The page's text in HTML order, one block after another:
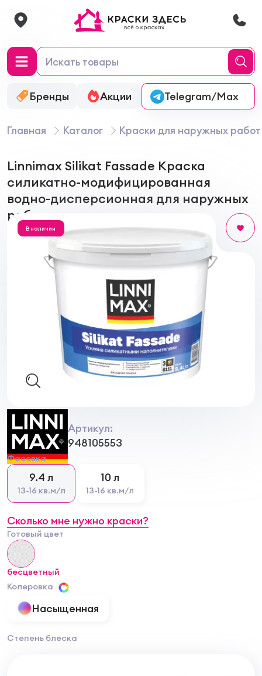
Бренды Акции Онлайн-колеровка
Telegram/Max
Главная Каталог Краски для наружных работ
Linnimax Silikat Fassade Краска
силикатно-модифицированная
водно-дисперсионная для наружных
работ
В наличии
Артикул:
948105553
Фасовка
9.4 л
13-16 кв.м/л
10 л
13-16 кв.м/л
Сколько мне нужно краски?
Готовый цвет
бесцветный
Колеровка
Насыщенная
Степень блеска